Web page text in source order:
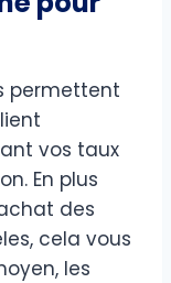
permettent
vos taux
En plus
des
cela vous
les